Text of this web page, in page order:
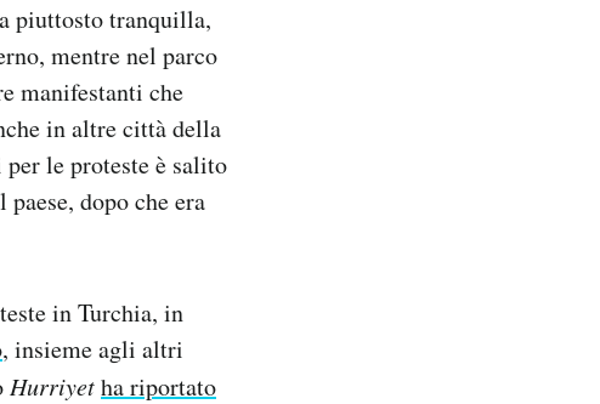
piuttosto tranquilla,
mentre nel parco
manifestanti che
in altre città della
le proteste è salito
dopo che era
in Turchia, in
, insieme agli altri
Hurriyetha riportato